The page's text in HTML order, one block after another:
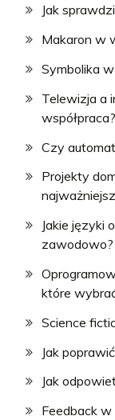
Jak
Makaron w
Symbolika
Telewizja a
współpraca?
Czy
Projekty
Jakie języki
zawodowo?
które
Science
Jak
Jak
Feedback